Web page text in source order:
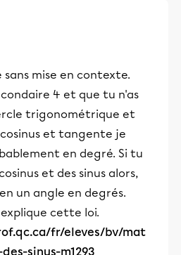
mise en contexte.
4 et que tu n'as
trigonométrique et
et tangente je
en degré. Si tu
et des sinus alors,
un angle en degrés.
cette loi.
fr/eleves/bv/mat
sinus-m1293